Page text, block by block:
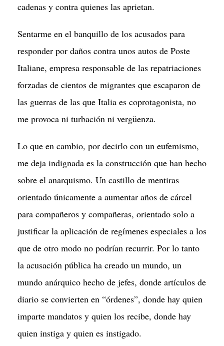
cadenas y contra quienes las aprietan.
Sentarme en el banquillo de los acusados para
responder por daños contra unos autos de Poste
Italiane, empresa responsable de las repatriaciones
forzadas de cientos de migrantes que escaparon de
las guerras de las que Italia es coprotagonista, no
me provoca ni turbación ni vergüenza.
Lo que en cambio, por decirlo con un eufemismo,
me deja indignada es la construcción que han hecho
sobre el anarquismo. Un castillo de mentiras
orientado únicamente a aumentar años de cárcel
para compañeros y compañeras, orientado solo a
justificar la aplicación de regímenes especiales a los
que de otro modo no podrían recurrir. Por lo tanto
la acusación pública ha creado un mundo, un
mundo anárquico hecho de jefes, donde artículos de
diario se convierten en “órdenes”, donde hay quien
imparte mandatos y quien los recibe, donde hay
quien instiga y quien es instigado.